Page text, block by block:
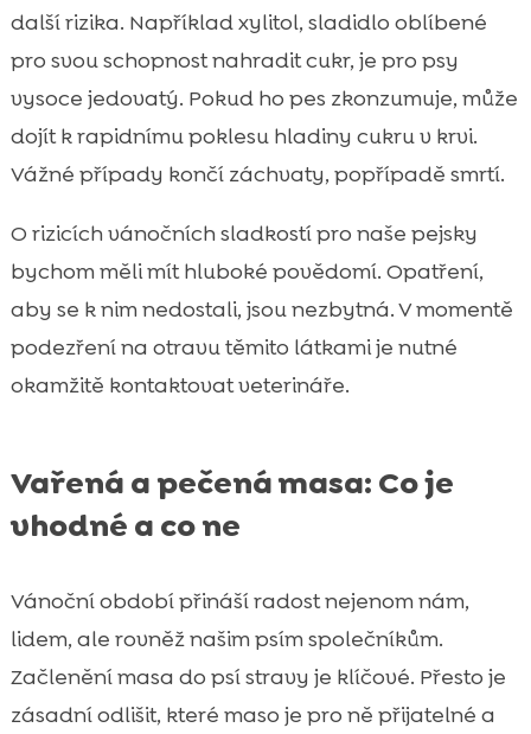
další rizika. Například xylitol, sladidlo oblíbené
pro svou schopnost nahradit cukr, je pro psy
vysoce jedovatý. Pokud ho pes zkonzumuje, může
dojít k rapidnímu poklesu hladiny cukru v krvi.
Vážné případy končí záchvaty, popřípadě smrtí.
O rizicích vánočních sladkostí pro naše pejsky
bychom měli mít hluboké povědomí. Opatření,
aby se k nim nedostali, jsou nezbytná. V momentě
podezření na otravu těmito látkami je nutné
okamžitě kontaktovat veterináře.
Vařená a pečená masa: Co je
vhodné a co ne
Vánoční období přináší radost nejenom nám,
lidem, ale rovněž našim psím společníkům.
Začlenění masa do psí stravy je klíčové. Přesto je
zásadní odlišit, které maso je pro ně přijatelné a